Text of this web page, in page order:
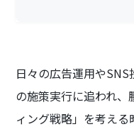
日々の広告運用や
の施策実行に追われ
ィング戦略」を考え